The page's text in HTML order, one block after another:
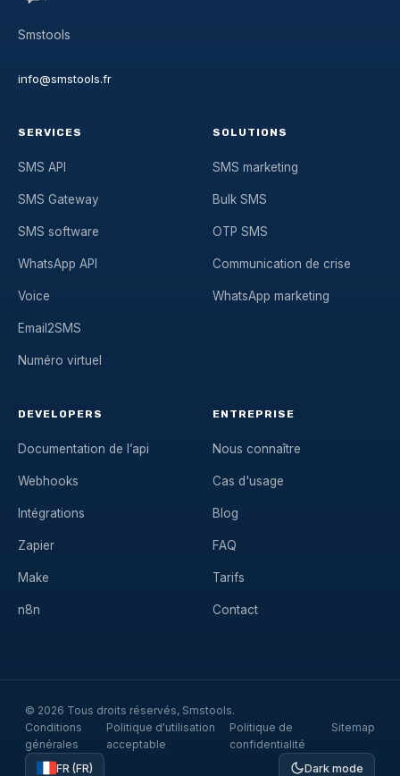
Smstools
info@smstools.fr
SERVICES
SMS API
SMS Gateway
SMS software
WhatsApp API
Voice
Email2SMS
Numéro virtuel
SOLUTIONS
SMS marketing
Bulk SMS
OTP SMS
Communication de crise
WhatsApp marketing
DEVELOPERS
Documentation de l’api
Webhooks
Intégrations
Zapier
Make
n8n
ENTREPRISE
Nous connaître
Cas d'usage
Blog
FAQ
Tarifs
Contact
© 2026 Tous droits réservés, Smstools.
Conditions
générales
Politique d'utilisation
acceptable
Politique de
confidentialité
Sitemap
FR (FR) Dark mode